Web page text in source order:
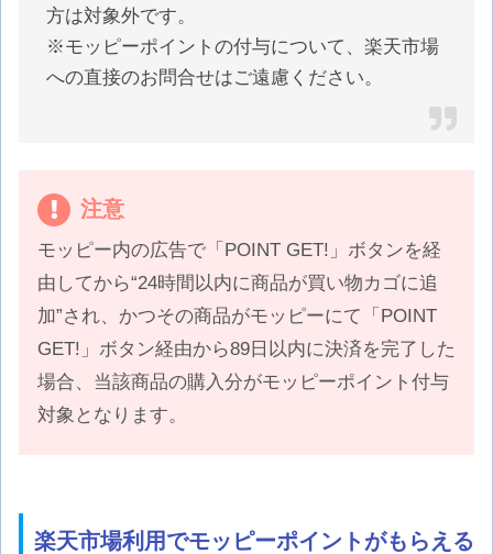
方は対象外です。
※モッピーポイントの付与について、楽天市場
への直接のお問合せはご遠慮ください。
注意
モッピー内の広告で「POINT GET!」ボタンを経
由してから“24時間以内に商品が買い物カゴに追
加”され、かつその商品がモッピーにて「POINT
GET!」ボタン経由から89日以内に決済を完了した
場合、当該商品の購入分がモッピーポイント付与
対象となります。
楽天市場利用でモッピーポイントがもらえる